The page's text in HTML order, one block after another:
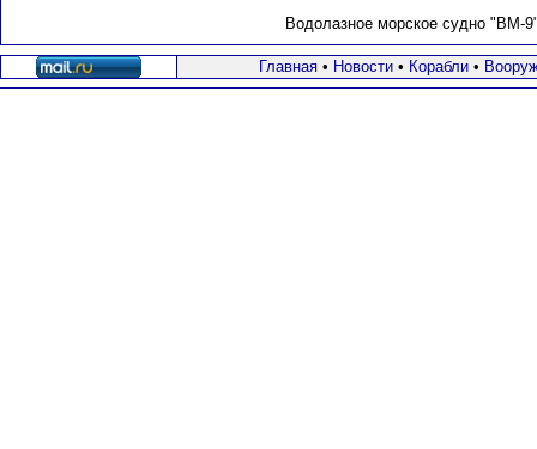
Водолазное морское судно "ВМ-
Главная• Новости• Корабли•